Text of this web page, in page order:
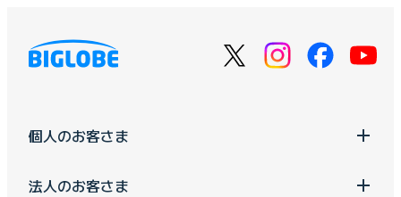
個人のお客さま
法人のお客さま